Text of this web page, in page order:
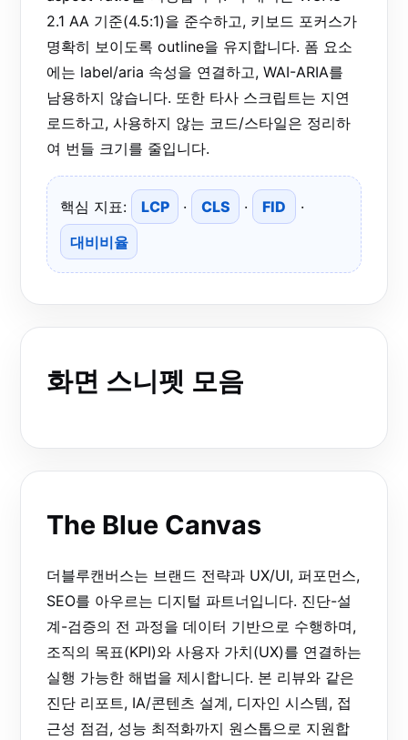
2.1 AA 기준(4.5:1)을 준수하고, 키보드 포커스가
명확히 보이도록 outline을 유지합니다. 폼 요소
에는 label/aria 속성을 연결하고, WAI-ARIA를
남용하지 않습니다. 또한 타사 스크립트는 지연
로드하고, 사용하지 않는 코드/스타일은 정리하
여 번들 크기를 줄입니다.
핵심 지표: LCP · CLS · FID
·
대비비율
화면 스니펫 모음
The Blue Canvas
더블루캔버스는 브랜드 전략과 UX/UI, 퍼포먼스,
SEO를 아우르는 디지털 파트너입니다. 진단-설
계-검증의 전 과정을 데이터 기반으로 수행하며,
조직의 목표(KPI)와 사용자 가치(UX)를 연결하는
실행 가능한 해법을 제시합니다. 본 리뷰와 같은
진단 리포트, IA/콘텐츠 설계, 디자인 시스템, 접
근성 점검, 성능 최적화까지 원스톱으로 지원합